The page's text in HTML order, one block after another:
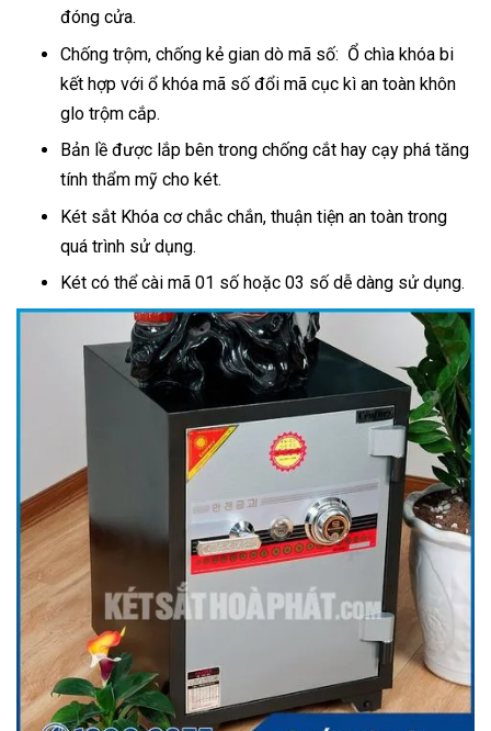
đóng cửa.
Chống trộm, chống kẻ gian dò mã số: Ổ chìa khóa bi
kết hợp với ổ khóa mã số đổi mã cục kì an toàn khôn
glo trộm cắp.
Bản lề được lắp bên trong chống cắt hay cạy phá tăng
tính thẩm mỹ cho két.
Két sắt Khóa cơ chắc chắn, thuận tiện an toàn trong
quá trình sử dụng.
Két có thể cài mã 01 số hoặc 03 số dễ dàng sử dụng.